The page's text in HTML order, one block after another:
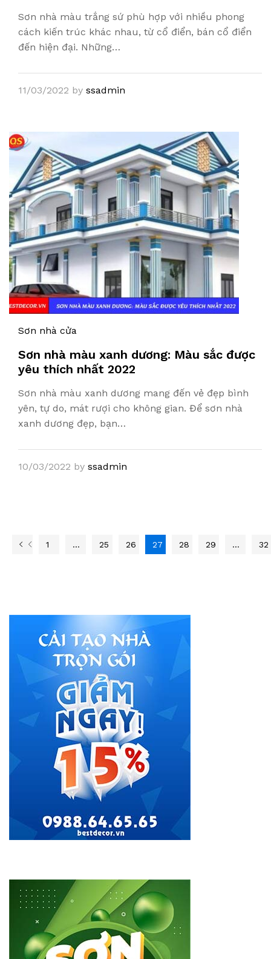
Sơn nhà màu trắng sứ phù hợp với nhiều phong
cách kiến trúc khác nhau, từ cổ điển, bán cổ điển
đến hiện đại. Những…
11/03/2022 by ssadmin
Sơn nhà cửa
Sơn nhà màu xanh dương: Màu sắc được
yêu thích nhất 2022
Sơn nhà màu xanh dương mang đến vẻ đẹp bình
yên, tự do, mát rượi cho không gian. Để sơn nhà
xanh dương đẹp, bạn…
10/03/2022 by ssadmin
1 … 25 26 27 28 29 … 32